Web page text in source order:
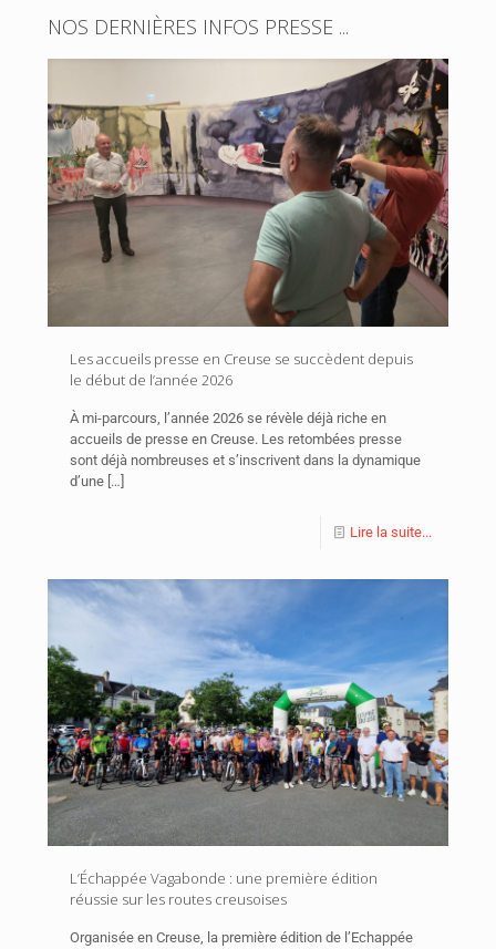
NOS DERNIÈRES INFOS PRESSE ...
Les accueils presse en Creuse se succèdent depuis
le début de l’année 2026
À mi-parcours, l’année 2026 se révèle déjà riche en
accueils de presse en Creuse. Les retombées presse
sont déjà nombreuses et s’inscrivent dans la dynamique
d’une […]
Lire la suite...
L’Échappée Vagabonde : une première édition
réussie sur les routes creusoises
Organisée en Creuse, la première édition de l’Echappée